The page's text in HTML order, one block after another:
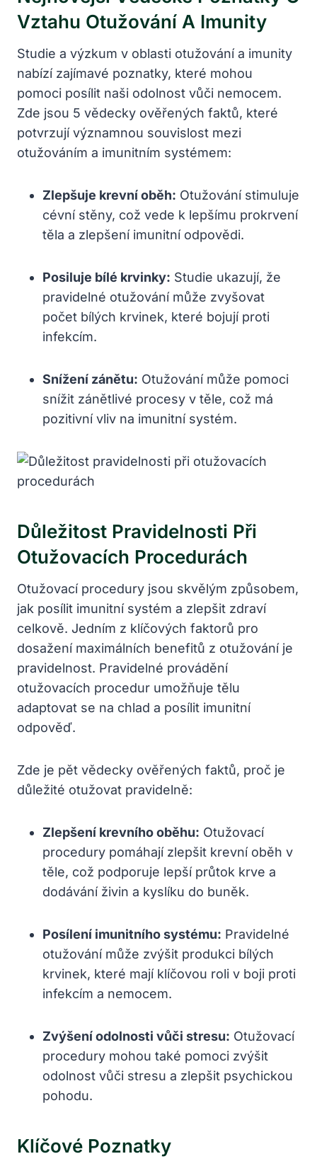
Vztahu Otužování A Imunity
Studie a výzkum v oblasti otužování a imunity
nabízí zajímavé poznatky, které mohou
pomoci posílit naši odolnost vůči nemocem.
Zde jsou 5 vědecky ověřených faktů, které
potvrzují významnou souvislost mezi
otužováním a imunitním systémem:
Zlepšuje krevní oběh: Otužování stimuluje
cévní stěny, což vede k lepšímu prokrvení
těla a zlepšení imunitní odpovědi.
Posiluje bílé krvinky: Studie ukazují, že
pravidelné otužování může zvyšovat
počet bílých krvinek, které bojují proti
infekcím.
Snížení zánětu: Otužování může pomoci
snížit zánětlivé procesy v těle, což má
pozitivní vliv na imunitní systém.
Důležitost Pravidelnosti Při
Otužovacích Procedurách
Otužovací procedury jsou skvělým způsobem,
jak posílit imunitní systém a zlepšit zdraví
celkově. Jedním z klíčových faktorů pro
dosažení maximálních benefitů z otužování je
pravidelnost. Pravidelné provádění
otužovacích procedur umožňuje tělu
adaptovat se na chlad a posílit imunitní
odpověď.
Zde je pět vědecky ověřených faktů, proč je
důležité otužovat pravidelně:
Zlepšení krevního oběhu: Otužovací
procedury pomáhají zlepšit krevní oběh v
těle, což podporuje lepší průtok krve a
dodávání živin a kyslíku do buněk.
Posílení imunitního systému: Pravidelné
otužování může zvýšit produkci bílých
krvinek, které mají klíčovou roli v boji proti
infekcím a nemocem.
Zvýšení odolnosti vůči stresu: Otužovací
procedury mohou také pomoci zvýšit
odolnost vůči stresu a zlepšit psychickou
pohodu.
Klíčové Poznatky